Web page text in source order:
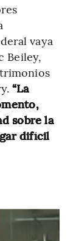
vaya
Beiley,
“La
sobre la
difícil